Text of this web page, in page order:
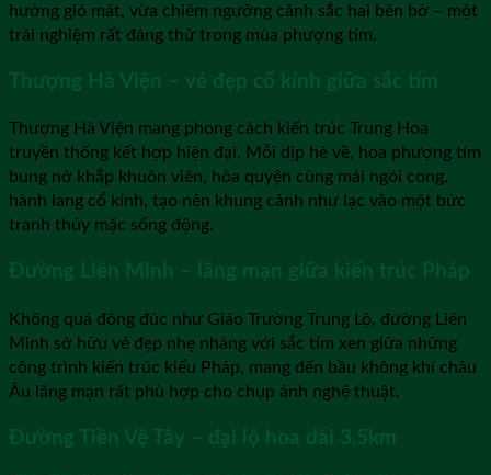
hưởng gió mát, vừa chiêm ngưỡng cảnh sắc hai bên bờ – một
trải nghiệm rất đáng thử trong mùa phượng tím.
Thượng Hà Viện – vẻ đẹp cổ kính giữa sắc tím
Thượng Hà Viện mang phong cách kiến trúc Trung Hoa
truyền thống kết hợp hiện đại. Mỗi dịp hè về, hoa phượng tím
bung nở khắp khuôn viên, hòa quyện cùng mái ngói cong,
hành lang cổ kính, tạo nên khung cảnh như lạc vào một bức
tranh thủy mặc sống động.
Đường Liên Minh – lãng mạn giữa kiến trúc Pháp
Không quá đông đúc như Giáo Trường Trung Lộ, đường Liên
Minh sở hữu vẻ đẹp nhẹ nhàng với sắc tím xen giữa những
công trình kiến trúc kiểu Pháp, mang đến bầu không khí châu
Âu lãng mạn rất phù hợp cho chụp ảnh nghệ thuật.
Đường Tiền Vệ Tây – đại lộ hoa dài 3,5km